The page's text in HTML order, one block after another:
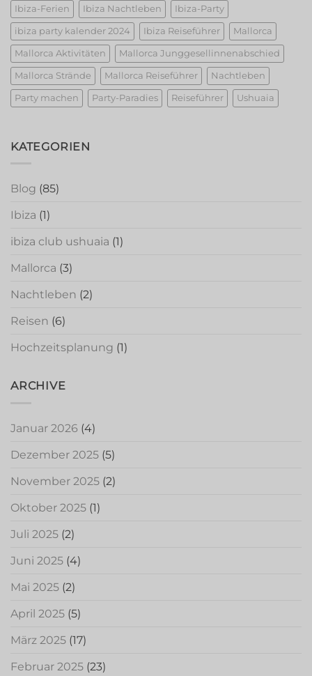
Ibiza-Ferien Ibiza Nachtleben Ibiza-Party
ibiza party kalender 2024 Ibiza Reiseführer Mallorca
Mallorca Aktivitäten Mallorca Junggesellinnenabschied
Mallorca Strände Mallorca Reiseführer Nachtleben
Party machen Party-Paradies Reiseführer Ushuaia
KATEGORIEN
Blog (85)
Ibiza (1)
ibiza club ushuaia (1)
Mallorca (3)
Nachtleben (2)
Reisen (6)
Hochzeitsplanung (1)
ARCHIVE
Januar 2026 (4)
Dezember 2025 (5)
November 2025 (2)
Oktober 2025 (1)
Juli 2025 (2)
Juni 2025 (4)
Mai 2025 (2)
April 2025 (5)
März 2025 (17)
Februar 2025 (23)